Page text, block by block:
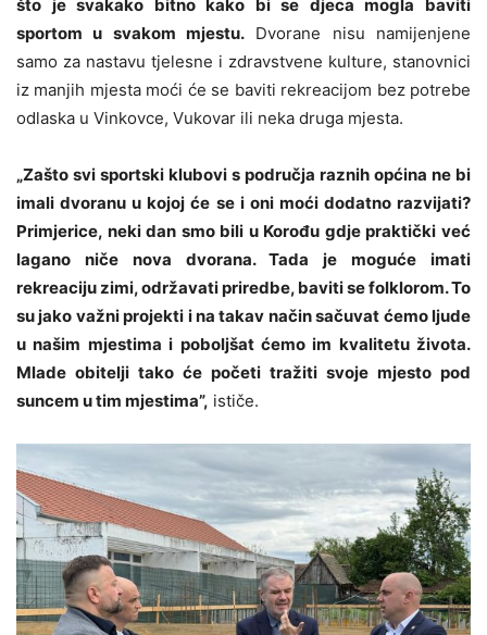
što je svakako bitno kako bi se djeca mogla baviti
sportom u svakom mjestu. Dvorane nisu namijenjene
samo za nastavu tjelesne i zdravstvene kulture, stanovnici
iz manjih mjesta moći će se baviti rekreacijom bez potrebe
odlaska u Vinkovce, Vukovar ili neka druga mjesta.
„Zašto svi sportski klubovi s područja raznih općina ne bi
imali dvoranu u kojoj će se i oni moći dodatno razvijati?
Primjerice, neki dan smo bili u Korođu gdje praktički već
lagano niče nova dvorana. Tada je moguće imati
rekreaciju zimi, održavati priredbe, baviti se folklorom. To
su jako važni projekti i na takav način sačuvat ćemo ljude
u našim mjestima i poboljšat ćemo im kvalitetu života.
Mlade obitelji tako će početi tražiti svoje mjesto pod
suncem u tim mjestima”, ističe.